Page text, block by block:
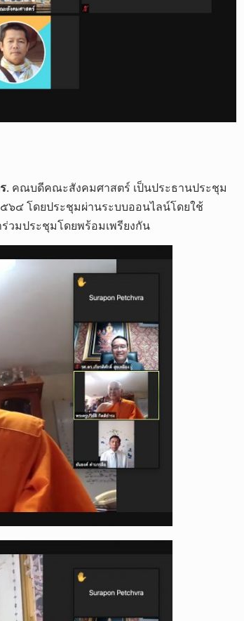
. ​ คณบดี​คณะ​สังคม​ศาสตร์​ เป็นประธานประชุม​
๔​ โดยประชุมผ่านระบบออนไลน์​โดยใช้
วม​ประชุม​โดยพร้อมเพรียง​กัน